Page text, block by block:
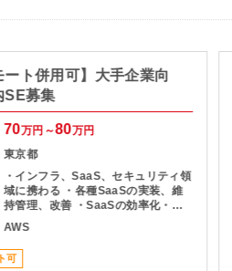
ート併用可】大手企業向
SE募集
70万円～80万円
東京都
・インフラ、SaaS、セキュリティ領
域に携わる ・各種SaaSの実装、維
持管理、改善 ・SaaSの効率化・高
度化のためのエンジニアリング ・
SaaSのシステム課題・障害に対する
対策の計画と実装 ・社内NWやオン
プレサーバの運用保守 ・拠点のネッ
AWS
可